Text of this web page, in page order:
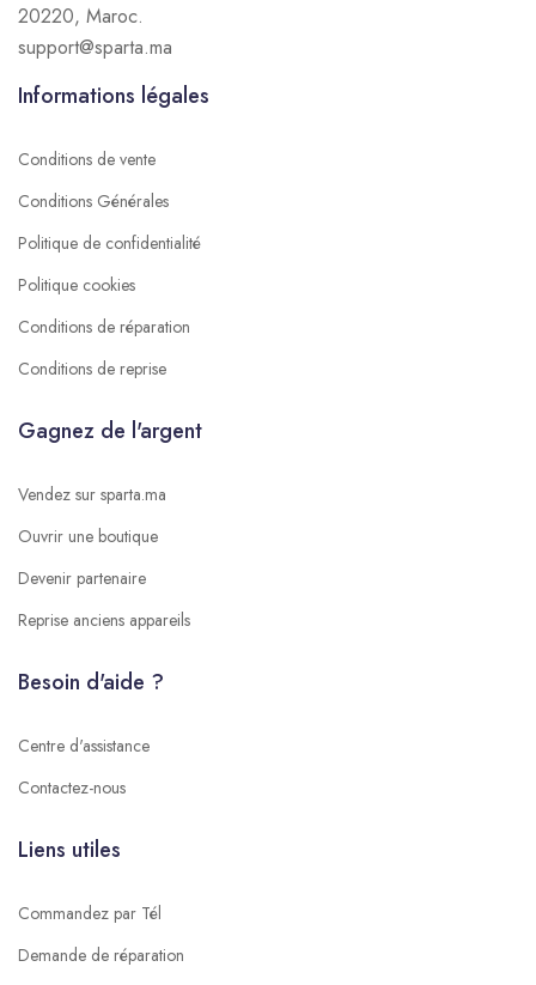
20220, Maroc.
support@sparta.ma
Informations légales
Conditions de vente
Conditions Générales
Politique de confidentialité
Politique cookies
Conditions de réparation
Conditions de reprise
Gagnez de l'argent
Vendez sur sparta.ma
Ouvrir une boutique
Devenir partenaire
Reprise anciens appareils
Besoin d'aide ?
Centre d'assistance
Contactez-nous
Liens utiles
Commandez par Tél
Demande de réparation